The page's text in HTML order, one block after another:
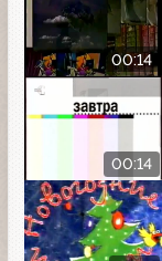
00:14
00:14